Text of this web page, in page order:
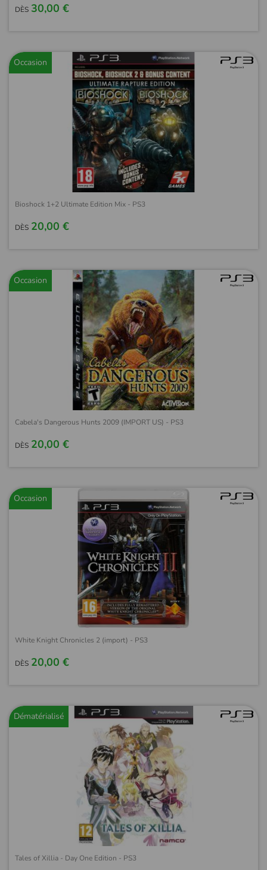
DÈS 30,00 €
Occasion
Bioshock 1+2 Ultimate Edition Mix - PS3
DÈS 20,00 €
Occasion
Cabela's Dangerous Hunts 2009 (IMPORT US) - PS3
DÈS 20,00 €
Occasion
White Knight Chronicles 2 (import) - PS3
DÈS 20,00 €
Dématérialisé
Tales of Xillia - Day One Edition - PS3